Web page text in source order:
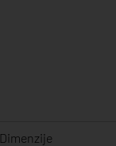
Dimenzije